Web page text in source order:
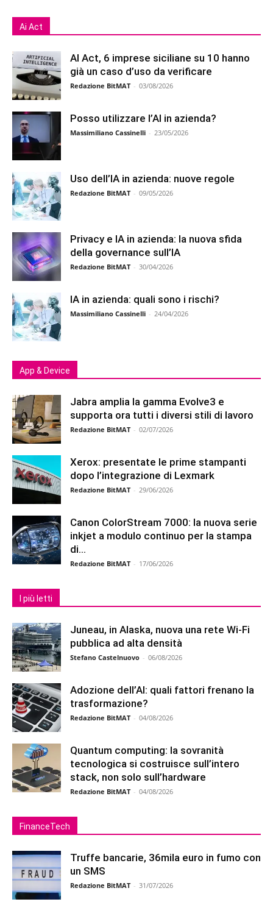
Ai Act
AI Act, 6 imprese siciliane su 10 hanno
già un caso d’uso da verificare
Redazione BitMAT - 03/08/2026
Posso utilizzare l’AI in azienda?
Massimiliano Cassinelli - 23/05/2026
Uso dell’IA in azienda: nuove regole
Redazione BitMAT - 09/05/2026
Privacy e IA in azienda: la nuova sfida
della governance sull’IA
Redazione BitMAT - 30/04/2026
IA in azienda: quali sono i rischi?
Massimiliano Cassinelli - 24/04/2026
App & Device
Jabra amplia la gamma Evolve3 e
supporta ora tutti i diversi stili di lavoro
Redazione BitMAT - 02/07/2026
Xerox: presentate le prime stampanti
dopo l’integrazione di Lexmark
Redazione BitMAT - 29/06/2026
Canon ColorStream 7000: la nuova serie
inkjet a modulo continuo per la stampa
di...
Redazione BitMAT - 17/06/2026
I più letti
Juneau, in Alaska, nuova una rete Wi-Fi
pubblica ad alta densità
Stefano Castelnuovo - 06/08/2026
Adozione dell’AI: quali fattori frenano la
trasformazione?
Redazione BitMAT - 04/08/2026
Quantum computing: la sovranità
tecnologica si costruisce sull’intero
stack, non solo sull’hardware
Redazione BitMAT - 04/08/2026
FinanceTech
Truffe bancarie, 36mila euro in fumo con
un SMS
Redazione BitMAT - 31/07/2026